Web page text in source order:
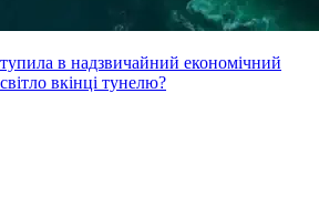
в надзвичайний економічний
вкінці тунелю?